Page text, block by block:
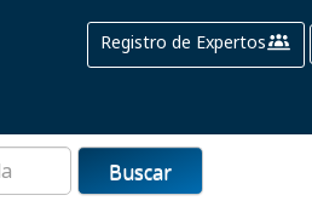
Registro de Expertos
Buscar